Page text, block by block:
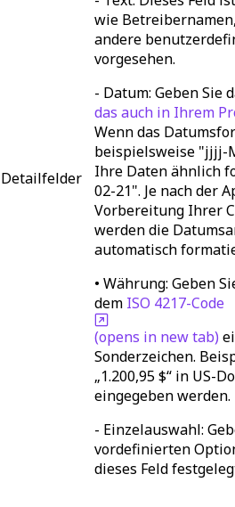
Detailfelder
wie
andere
vorgesehen.
- Datum: Geben Sie
das auch in Ihrem
Wenn das
beispielsweise "jjjj-
Ihre Daten ähnlich
02-21". Je nach der
Vorbereitung Ihrer
werden die
automatisch
• Währung: Geben
dem ISO 4217-Code
(opens in new tab)
Sonderzeichen.
„1.200,95 $“ in US-
eingegeben werden.
- Einzelauswahl:
vordefinierten
dieses Feld